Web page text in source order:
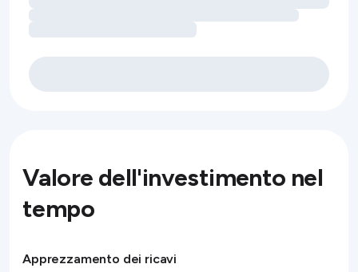
Valore dell'investimento nel
tempo
Apprezzamento dei ricavi